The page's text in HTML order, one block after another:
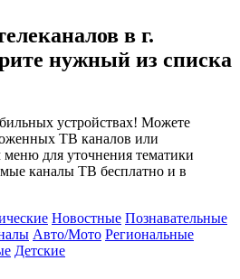
в г.
нужный из списка
устройствах! Можете
ТВ каналов или
меню для уточнения тематики
каналы ТВ бесплатно и в
Новостные Познавательные
Авто/Мото Региональные
Детские